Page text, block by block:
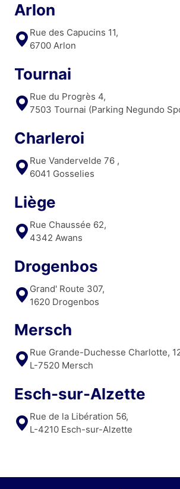
Arlon
Rue des Capucins 11,
6700 Arlon
Tournai
Rue du Progrès 4,
7503 Tournai (Parking Negundo
Charleroi
Rue Vandervelde 76 ,
6041 Gosselies
Liège
Rue Chaussée 62,
4342 Awans
Drogenbos
Grand' Route 307,
1620 Drogenbos
Mersch
Rue Grande-Duchesse Charlotte,
L-7520 Mersch
Esch-sur-Alzette
Rue de la Libération 56,
L-4210 Esch-sur-Alzette